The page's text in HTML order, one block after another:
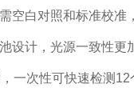
白对照和标准校准，
计，光源一致性更
次性可快速检测12